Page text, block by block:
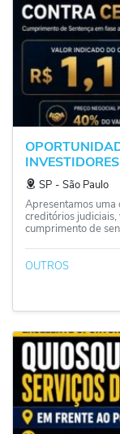
SP ‐ São Paulo
Apresentamos
creditórios
cumprimento de
OUTROS